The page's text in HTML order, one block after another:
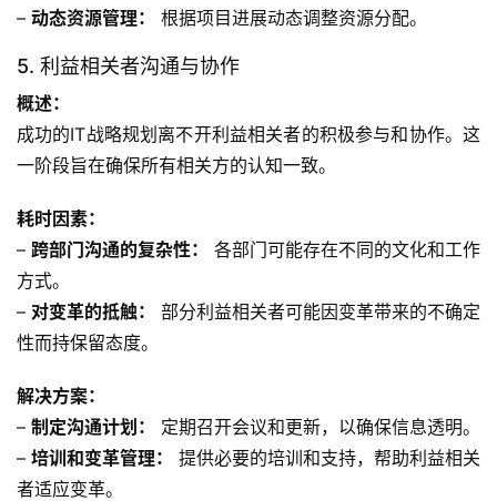
– 动态资源管理： 根据项目进展动态调整资源分配。
5. 利益相关者沟通与协作
概述：
成功的IT战略规划离不开利益相关者的积极参与和协作。这
一阶段旨在确保所有相关方的认知一致。
耗时因素：
– 跨部门沟通的复杂性：
各部门可能存在不同的文化和工作
方式。
– 对变革的抵触：
部分利益相关者可能因变革带来的不确定
性而持保留态度。
解决方案：
– 制定沟通计划：
定期召开会议和更新，以确保信息透明。
– 培训和变革管理：
提供必要的培训和支持，帮助利益相关
者适应变革。